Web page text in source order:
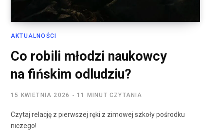
AKTUALNOŚCI
Co robili młodzi naukowcy
na fińskim odludziu?
15 KWIETNIA 2026 11 MINUT CZYTANIA
Czytaj relację z pierwszej ręki z zimowej szkoły pośrodku
niczego!